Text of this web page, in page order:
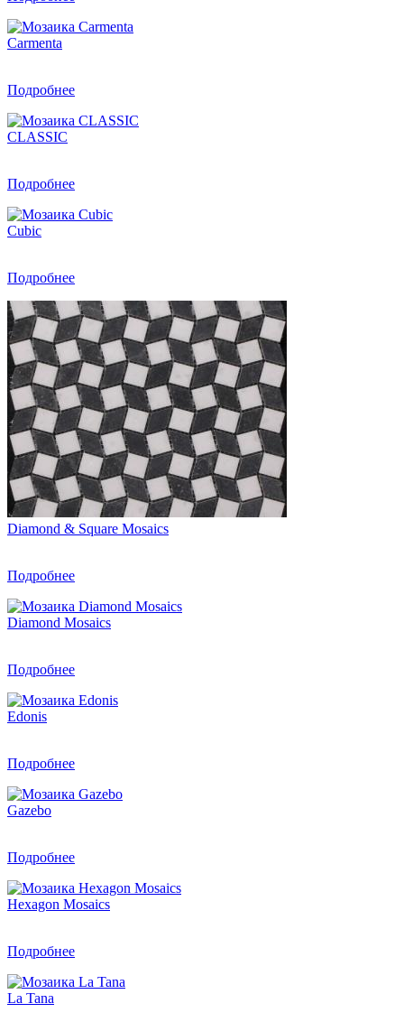
Carmenta
Подробнее
CLASSIC
Подробнее
Cubic
Подробнее
Diamond & Square Mosaics
Подробнее
Diamond Mosaics
Подробнее
Edonis
Подробнее
Gazebo
Подробнее
Hexagon Mosaics
Подробнее
La Tana